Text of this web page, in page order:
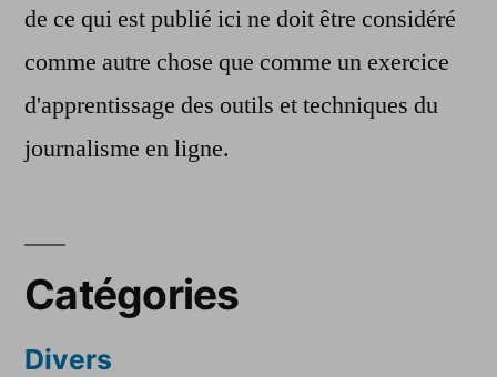
de ce qui est publié ici ne doit être considéré
comme autre chose que comme un exercice
d'apprentissage des outils et techniques du
journalisme en ligne.
Catégories
Divers